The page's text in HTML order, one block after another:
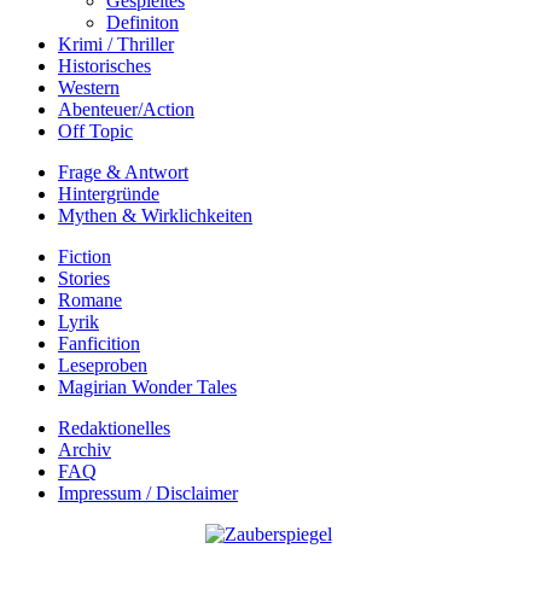
Definiton
Krimi / Thriller
Historisches
Western
Abenteuer/Action
Off Topic
Frage & Antwort
Hintergründe
Mythen & Wirklichkeiten
Fiction
Stories
Romane
Lyrik
Fanficition
Leseproben
Magirian Wonder Tales
Redaktionelles
Archiv
FAQ
Impressum / Disclaimer